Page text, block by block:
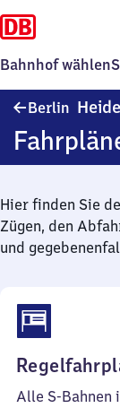
Bahnhof wählen
Berlin
Hier finden Sie
Zügen, den
und
Alle S-Bahnen